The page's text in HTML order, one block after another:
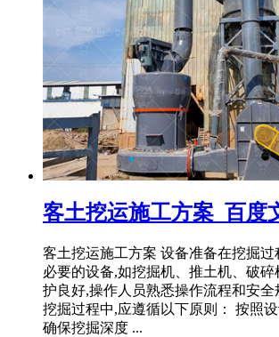
客土挖运施工方案_百度
客土挖运施工方案 设备准备在挖掘
必要的设备,如挖掘机、推土机、破
护良好,操作人员熟悉操作流程和安全
挖掘过程中,应遵循以下原则： 按照
确保挖掘深度 ...